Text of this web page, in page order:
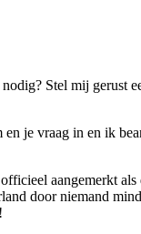
Stel mij gerust
je vraag in en ik
aangemerkt als
door niemand